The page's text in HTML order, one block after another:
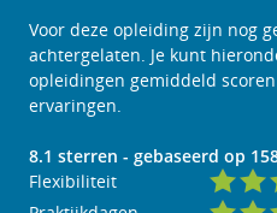
Voor deze opleiding zijn nog
achtergelaten. Je kunt
opleidingen gemiddeld
ervaringen.
8.1 sterren - gebaseerd op
Flexibiliteit